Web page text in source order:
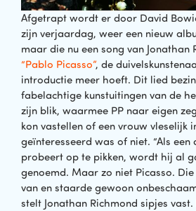
Afgetrapt wordt er door David
zijn verjaardag, weer een nieuw
maar die nu een song van Jonathan
“Pablo Picasso”, de
introductie meer hoeft. Dit lied
fabelachtige kunstuitingen van de
zijn blik, waarmee PP naar eigen
kon vastellen of een vrouw vleselijk
geïnteresseerd was of niet. “Als een
probeert op te pikken, wordt hij al
genoemd. Maar zo niet Picasso.
van en staarde gewoon
stelt Jonathan Richmond sipjes